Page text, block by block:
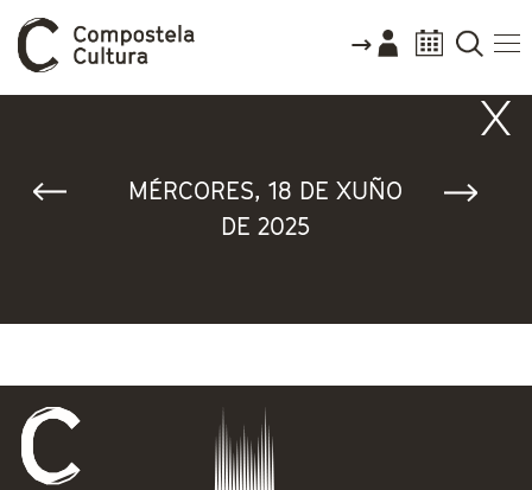
MÉRCORES, 18 DE XUÑO
DE 2025